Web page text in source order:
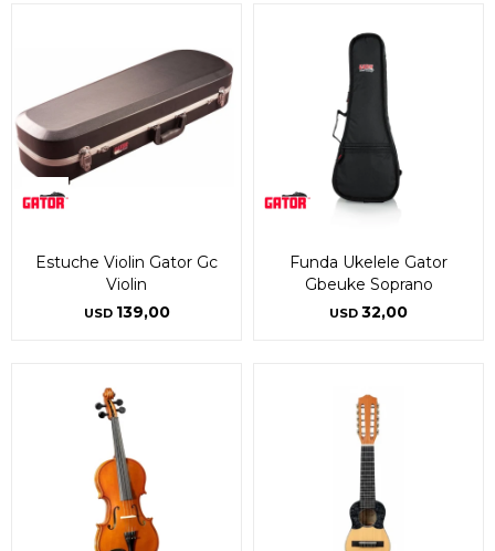
Estuche Violin Gator Gc
Violin
USD 139,00
Funda Ukelele Gator
Gbeuke Soprano
USD 32,00